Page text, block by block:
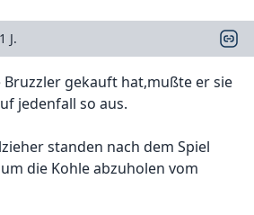
J.
Bruzzler gekauft hat,mußte er sie
jedenfall so aus.
standen nach dem Spiel
die Kohle abzuholen vom